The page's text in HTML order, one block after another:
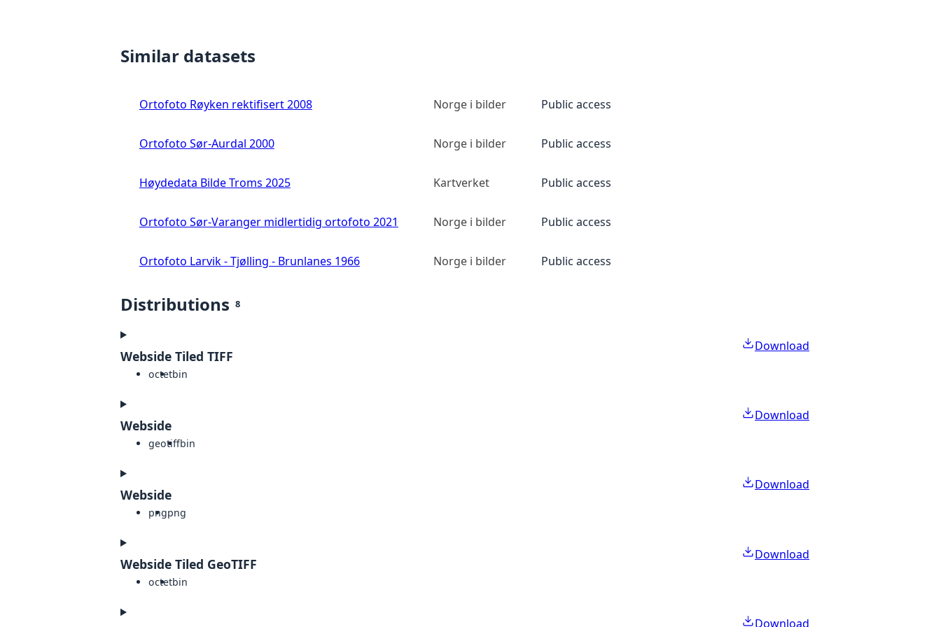
Similar datasets
Ortofoto Røyken rektifisert 2008 Norge i bilder Public access
Ortofoto Sør-Aurdal 2000 Norge i bilder Public access
Høydedata Bilde Troms 2025 Kartverket Public access
Ortofoto Sør-Varanger midlertidig ortofoto 2021 Norge i bilder Public access
Ortofoto Larvik - Tjølling - Brunlanes 1966 Norge i bilder Public access
Distributions 8
Webside Tiled TIFF
octetbin
Download
Webside
geotiffbin
Download
Webside
pngpng
Download
Webside Tiled GeoTIFF
octetbin
Download
Download